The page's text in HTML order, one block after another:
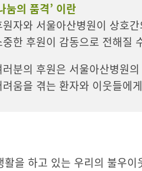
눔의 품격’ 이란
원자와 서울아산병원이 상호
중한 후원이 감동으로 전해질
러분의 후원은 서울아산병원
려움을 겪는 환자와 이웃들에
을 하고 있는 우리의 불우